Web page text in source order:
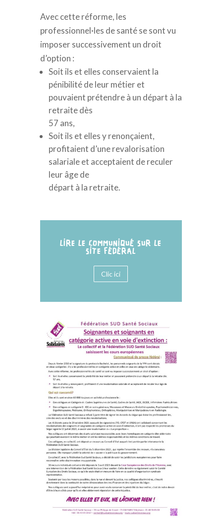
Avec cette réforme, les
professionnel·les de santé se sont vu
imposer successivement un droit
d’option :
Soit ils et elles conservaient la
pénibilité de leur métier et
pouvaient prétendre à un départ à la
retraite dès
57 ans,
Soit ils et elles y renonçaient,
profitaient d’une revalorisation
salariale et acceptaient de reculer
leur âge de
départ à la retraite.
LIRE LE COMMUNIQUÉ SUR LE
SITE FÉDÉRAL
Clic ici